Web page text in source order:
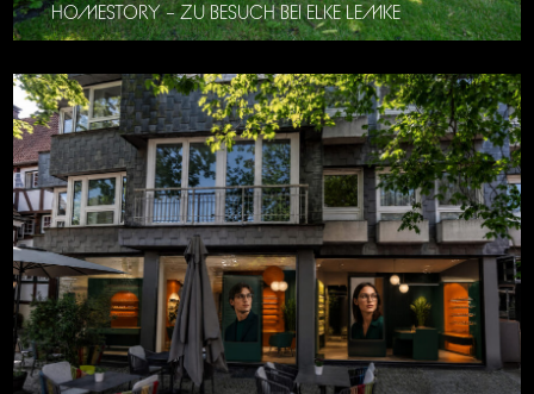
HOMESTORY – ZU BESUCH BEI ELKE LEMKE